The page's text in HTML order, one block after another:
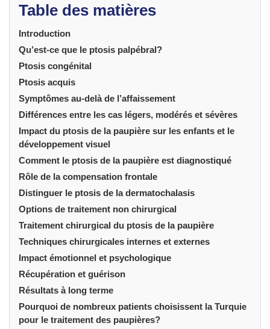
Table des matières
Introduction
Qu’est-ce que le ptosis palpébral?
Ptosis congénital
Ptosis acquis
Symptômes au-delà de l’affaissement
Différences entre les cas légers, modérés et sévères
Impact du ptosis de la paupière sur les enfants et le
développement visuel
Comment le ptosis de la paupière est diagnostiqué
Rôle de la compensation frontale
Distinguer le ptosis de la dermatochalasis
Options de traitement non chirurgical
Traitement chirurgical du ptosis de la paupière
Techniques chirurgicales internes et externes
Impact émotionnel et psychologique
Récupération et guérison
Résultats à long terme
Pourquoi de nombreux patients choisissent la Turquie
pour le traitement des paupières?